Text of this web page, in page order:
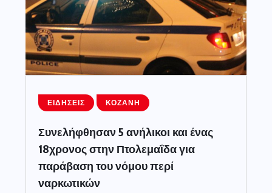
ΕΙΔΉΣΕΙΣ ΚΟΖΆΝΗ
Συνελήφθησαν 5 ανήλικοι και ένας
18χρονος στην Πτολεμαΐδα για
παράβαση του νόμου περί
ναρκωτικών